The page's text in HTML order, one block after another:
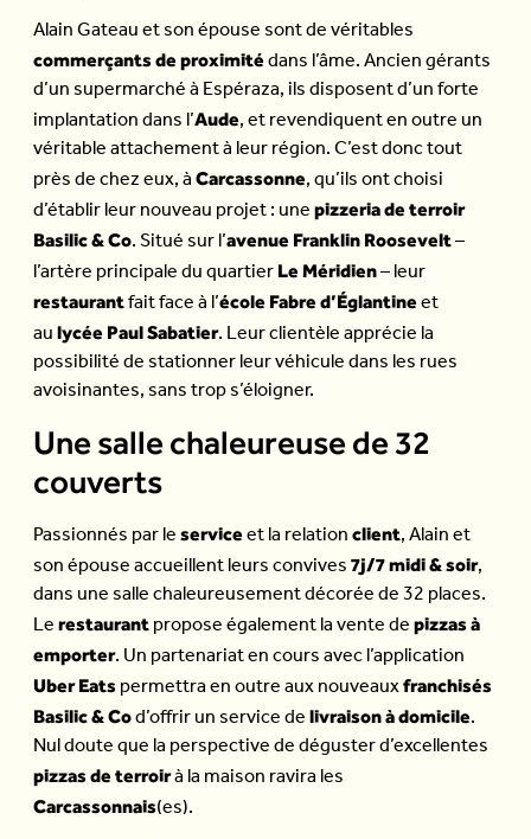
Alain Gateau et son épouse sont de véritables
commerçants de proximitédans l’âme. Ancien gérants
d’un supermarché à Espéraza, ils disposent d’un forte
implantation dans l’Aude, et revendiquent en outre un
véritable attachement à leur région. C’est donc tout
près de chez eux, à Carcassonne, qu’ils ont choisi
d’établir leur nouveau projet : une pizzeria de terroir
Basilic & Co. Situé sur l’avenue Franklin Roosevelt–
l’artère principale du quartier Le Méridien– leur
restaurantfait face à l’école Fabre d’Églantineet
au lycée Paul Sabatier. Leur clientèle apprécie la
possibilité de stationner leur véhicule dans les rues
avoisinantes, sans trop s’éloigner.
Une salle chaleureuse de 32
couverts
Passionnés par le serviceet la relation client, Alain et
son épouse accueillent leurs convives 7j/7 midi & soir,
dans une salle chaleureusement décorée de 32 places.
Le restaurant propose également la vente de pizzas à
emporter. Un partenariat en cours avec l’application
Uber Eatspermettra en outre aux nouveauxfranchisés
Basilic & Cod’offrir un service de livraison à domicile.
Nul doute que la perspective de déguster d’excellentes
pizzas de terroirà la maison ravira les
Carcassonnais(es).